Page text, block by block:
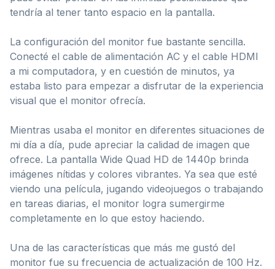
tendría al tener tanto espacio en la pantalla.
La configuración del monitor fue bastante sencilla.
Conecté el cable de alimentación AC y el cable HDMI
a mi computadora, y en cuestión de minutos, ya
estaba listo para empezar a disfrutar de la experiencia
visual que el monitor ofrecía.
Mientras usaba el monitor en diferentes situaciones de
mi día a día, pude apreciar la calidad de imagen que
ofrece. La pantalla Wide Quad HD de 1440p brinda
imágenes nítidas y colores vibrantes. Ya sea que esté
viendo una película, jugando videojuegos o trabajando
en tareas diarias, el monitor logra sumergirme
completamente en lo que estoy haciendo.
Una de las características que más me gustó del
monitor fue su frecuencia de actualización de 100 Hz.